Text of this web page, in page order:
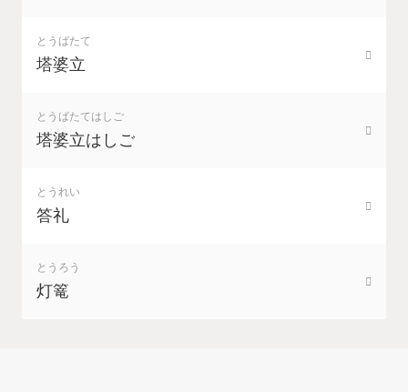
とうばたて
塔婆立
とうばたてはしご
塔婆立はしご
とうれい
答礼
とうろう
灯篭